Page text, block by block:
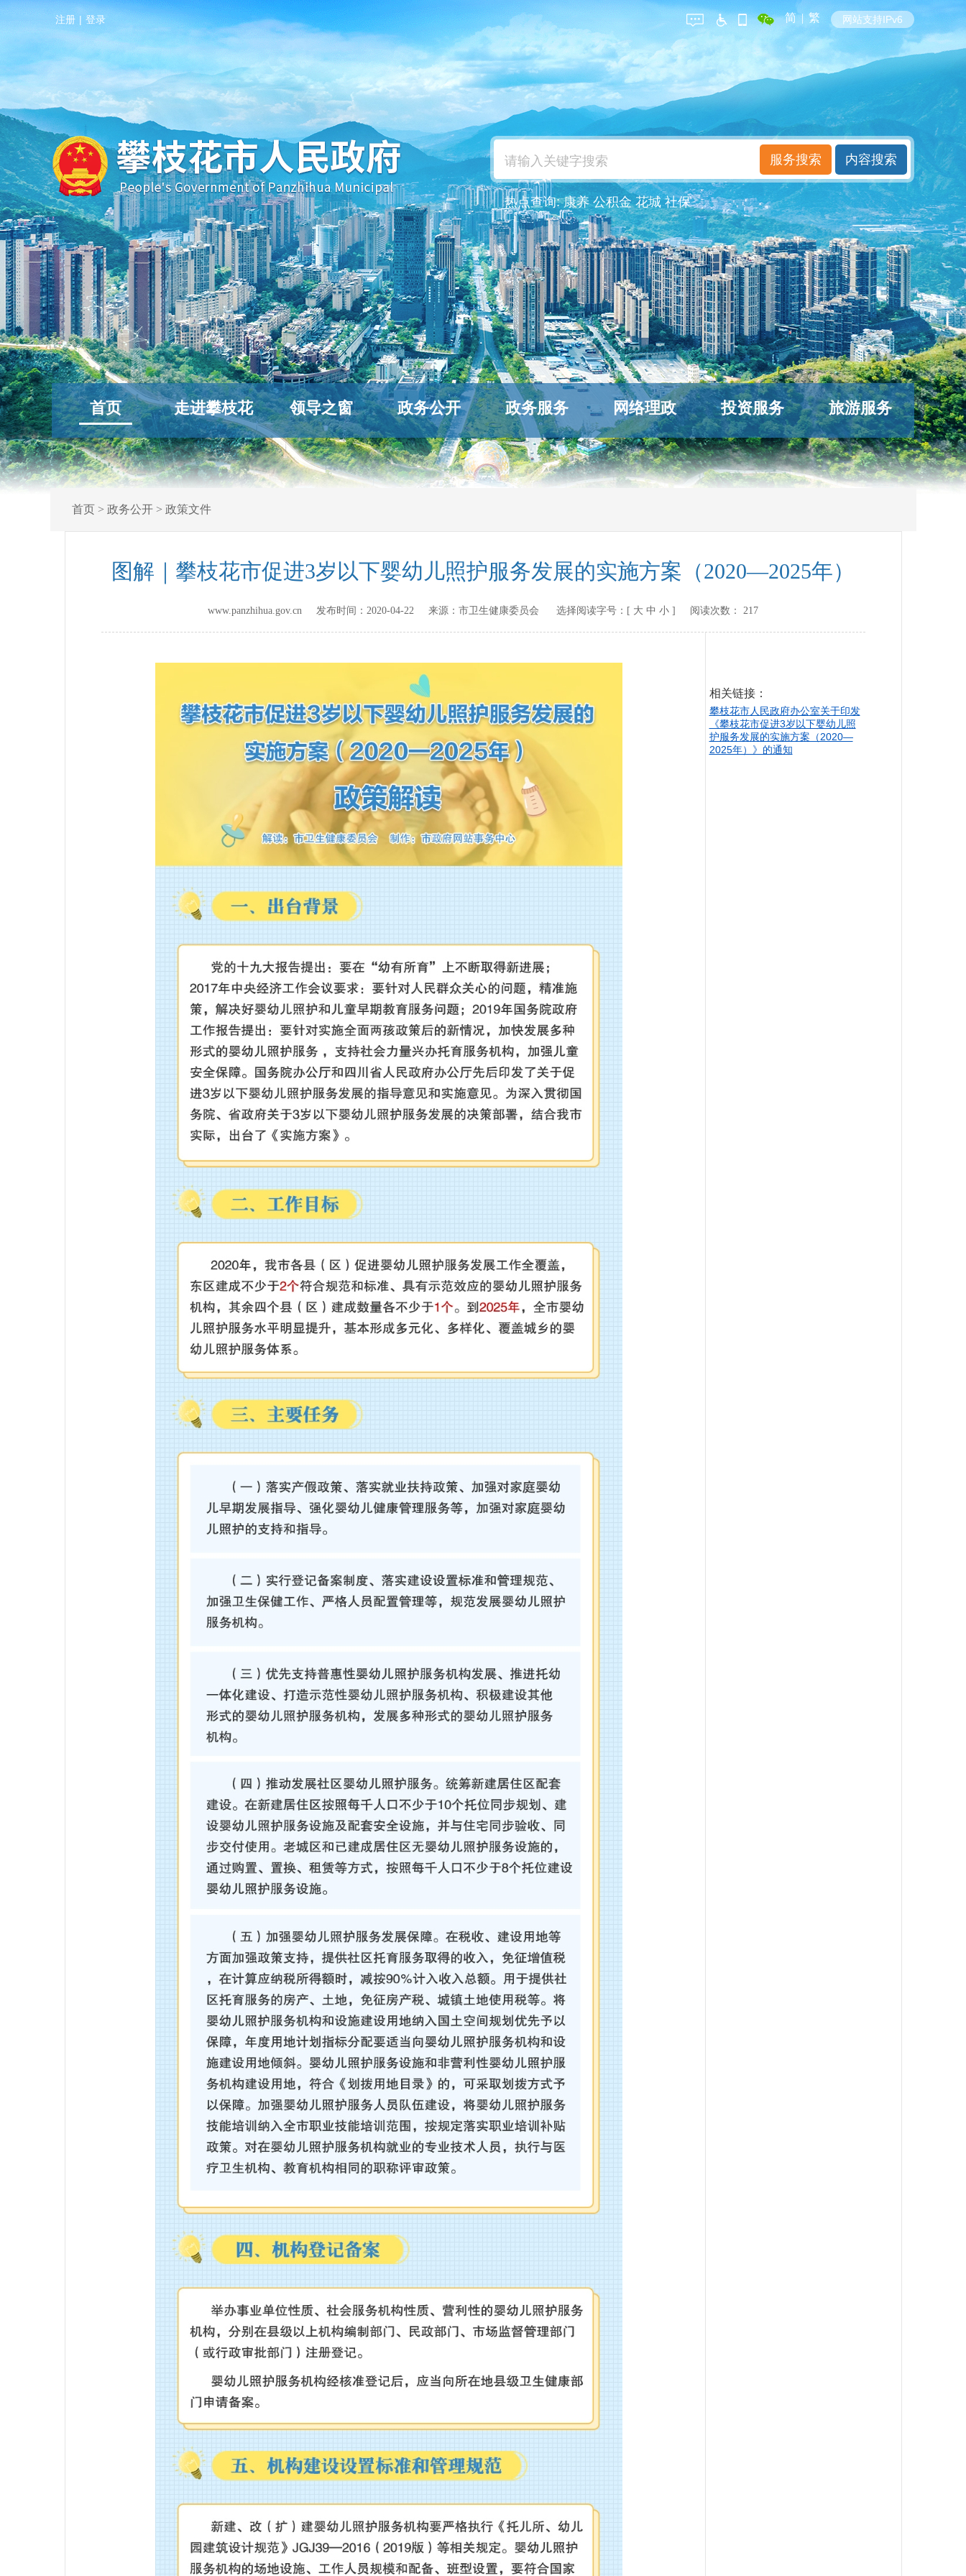
注册 | 登录 简 | 繁 网站支持IPv6
热点查询:康养 公积金 花城 社保
首页 走进攀枝花 领导之窗 政务公开 政务服务 网络理政 投资服务 旅游服务
首页> 政务公开> 政策文件
图解｜攀枝花市促进3岁以下婴幼儿照护服务发展的实施方案（2020—2025年）
www.panzhihua.gov.cn 发布时间： 2020-04-22 来源： 市卫生健康委员会 选择阅读字号：[ 大 中 小 ] 阅读次数： 217
相关链接：
攀枝花市人民政府办公室关于印发
《攀枝花市促进3岁以下婴幼儿照
护服务发展的实施方案（2020—
2025年）》的通知